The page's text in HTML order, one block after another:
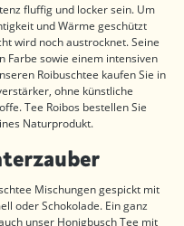
fluffig und locker sein. Um
und Wärme geschützt
wird noch austrocknet. Seine
Farbe sowie einem intensiven
Roibuschtee kaufen Sie in
ohne künstliche
Tee Roibos bestellen Sie
Naturprodukt.
Mischungen gespickt mit
oder Schokolade. Ein ganz
unser Honigbusch Tee mit